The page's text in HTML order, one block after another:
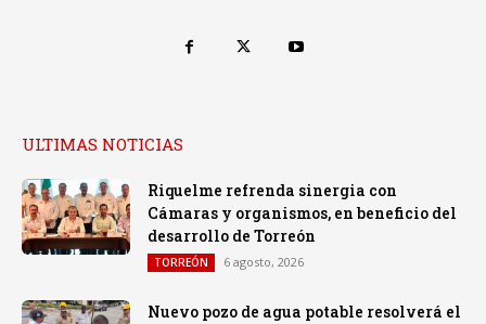
ULTIMAS NOTICIAS
Riquelme refrenda sinergia con
Cámaras y organismos, en beneficio del
desarrollo de Torreón
TORREÓN 6 agosto, 2026
Nuevo pozo de agua potable resolverá el